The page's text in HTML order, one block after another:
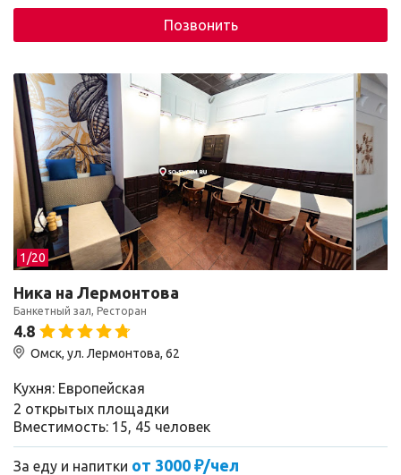
Турция!! Ужин,мммм ,немного можно
&quot;разбавить&quot; меню салатами,и горячими
блюдами.Вкусная очень горбуша с овощами! А вот
и сухая.Надо доработать! Выпечка отменная. Но ,не
смотря на небольшие минусы,Хочу выразить слова
благодарность всем поварам!Всему коллективу!
Спасибо!
Позвонить
1/20
Ника на Лермонтова
Банкетный зал, Ресторан
4.8
Омск, ул. Лермонтова, 62
Кухня: Европейская
2 открытых площадки
Вместимость: 15, 45 человек
За еду и напитки от 3000 ₽/чел